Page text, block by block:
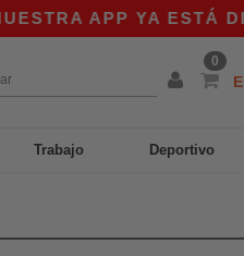
APP YA ESTÁ
0
Trabajo Deportivo